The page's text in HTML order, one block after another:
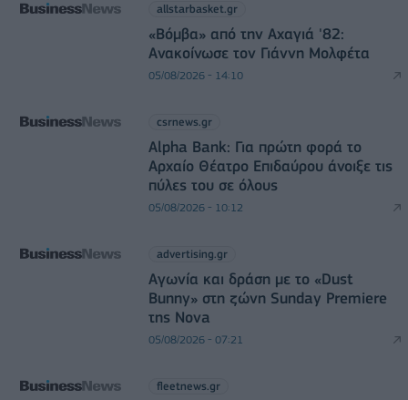
allstarbasket.gr
«Βόμβα» από την Αχαγιά '82:
Ανακοίνωσε τον Γιάννη Μολφέτα
05/08/2026 - 14:10
csrnews.gr
Alpha Bank: Για πρώτη φορά το
Αρχαίο Θέατρο Επιδαύρου άνοιξε τις
πύλες του σε όλους
05/08/2026 - 10:12
advertising.gr
Αγωνία και δράση με το «Dust
Bunny» στη ζώνη Sunday Premiere
της Nova
05/08/2026 - 07:21
fleetnews.gr